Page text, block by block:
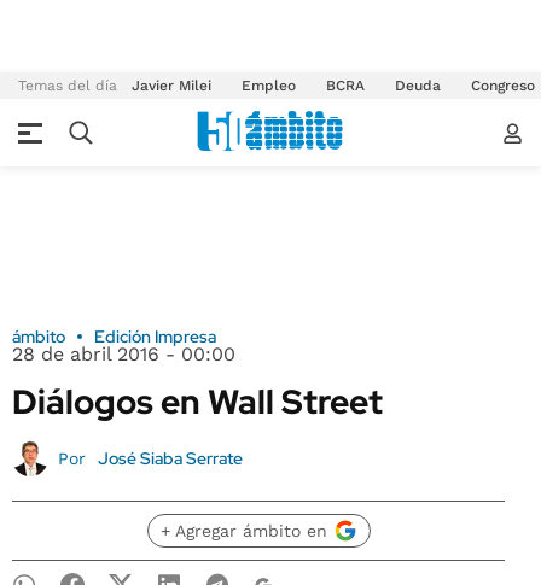
Temas del día Javier Milei Empleo BCRA Deuda Congreso
ámbito Edición Impresa
28 de abril 2016 - 00:00
Diálogos en Wall Street
Por José Siaba Serrate
+ Agregar ámbito en